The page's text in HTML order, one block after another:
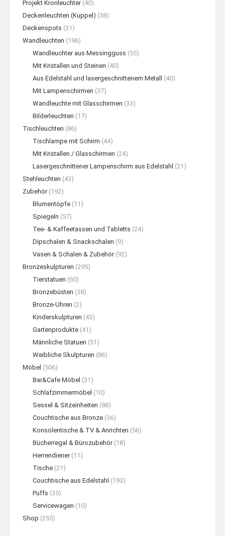
Projekt Kronleuchter (40)
Deckenleuchten (Kuppel) (38)
Deckenspots (31)
Wandleuchten (196)
Wandleuchter aus Messingguss (55)
Mit Kristallen und Steinen (40)
Aus Edelstahl und lasergeschnittenem Metall
(40)
Mit Lampenschirmen (37)
Wandleuchte mit Glasschirmen (33)
Bilderleuchten (17)
Tischleuchten (86)
Tischlampe mit Schirm (44)
Mit Kristallen / Glasschirmen (24)
Lasergeschnittener Lampenschirm aus Edelstahl (21)
Stehleuchten (43)
Zubehör (192)
Blumentöpfe (11)
Spiegeln (57)
Tee- & Kaffeetassen und Tabletts (24)
Dipschalen & Snackschalen (9)
Vasen & Schalen & Zubehör (92)
Bronzeskulpturen (295)
Tierstatuen (60)
Bronzebüsten (38)
Bronze-Uhren (2)
Kinderskulpturen (43)
Gartenprodukte (41)
Männliche Statuen (51)
Weibliche Skulpturen (86)
Möbel (506)
Bar&Cafe Möbel (31)
Schlafzimmermöbel (10)
Sessel & Sitzeinheiten (88)
Couchtische aus Bronze (36)
Konsolentische & TV & Anrichten (56)
Bücherregal & Bürozubehör (18)
Herrendiener (11)
Tische (21)
Couchtische aus Edelstahl (193)
Puffs (35)
Servicewagen (10)
Shop (255)